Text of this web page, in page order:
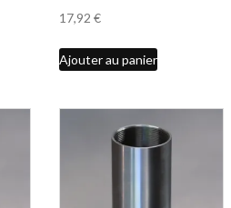
17,92€
Ajouter au panier